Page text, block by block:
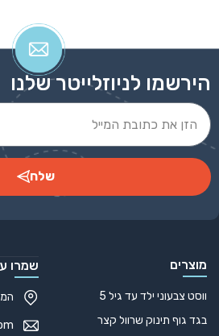
הירשמו לניוזלייטר שלנו
שלח
מוצרים
ווסט צבעוני ילד עד גיל 5
בגד גוף תינוק שרוול קצר
שמרו
המסגר